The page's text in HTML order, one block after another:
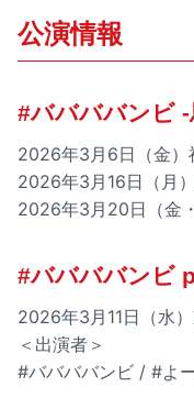
公演情報
#ババババンビ
2026年3月6日（金）
2026年3月16日（月
2026年3月20日（金
#ババババンビ
2026年3月11日（水
＜出演者＞
#ババババンビ / #よ